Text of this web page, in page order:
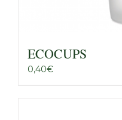
ECOCUPS
0,40€